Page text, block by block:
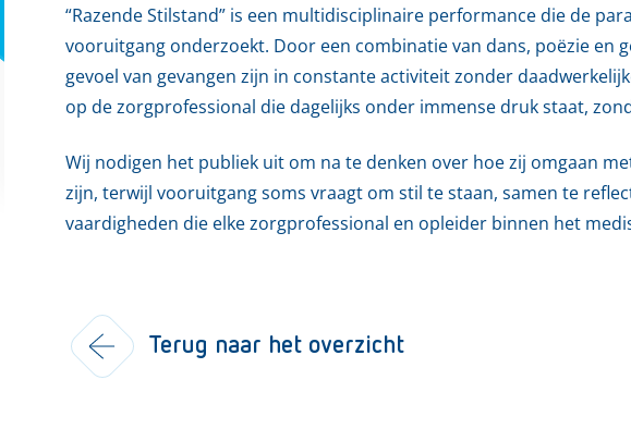
“Razende Stilstand” is een multidisciplinaire performance die de
vooruitgang onderzoekt. Door een combinatie van dans, poëzie en
gevoel van gevangen zijn in constante activiteit zonder
op de zorgprofessional die dagelijks onder immense druk staat,
Wij nodigen het publiek uit om na te denken over hoe zij omgaan
zijn, terwijl vooruitgang soms vraagt om stil te staan, samen te
vaardigheden die elke zorgprofessional en opleider binnen het
Terug naar het overzicht